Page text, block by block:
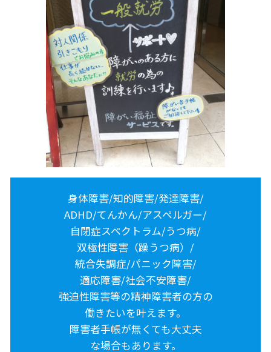
身体障害/知的障害/発達障害/
ADHD/てんかん/アスペルガー/
自閉症スペクトラム/うつ病/
双極性障害（躁うつ病）/
統合失調症/パニック障害/
適応障害/社会不安障害/
強迫性障害等の精神障害者の方の
働きたいを叶えます。
障害者手帳が無くても大丈夫
な場合もあります。